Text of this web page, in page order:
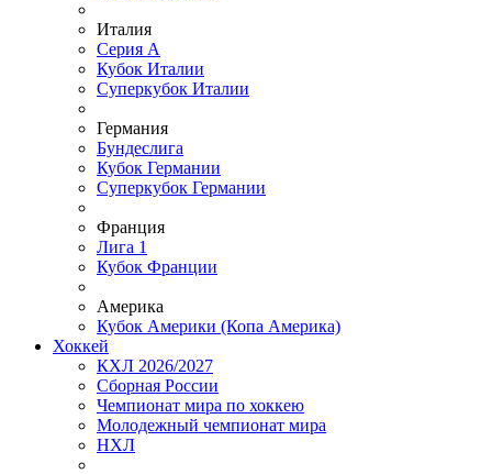
Италия
Серия А
Кубок Италии
Суперкубок Италии
Германия
Бундеслига
Кубок Германии
Суперкубок Германии
Франция
Лига 1
Кубок Франции
Америка
Кубок Америки (Копа Америка)
Хоккей
КХЛ 2026/2027
Сборная России
Чемпионат мира по хоккею
Молодежный чемпионат мира
НХЛ